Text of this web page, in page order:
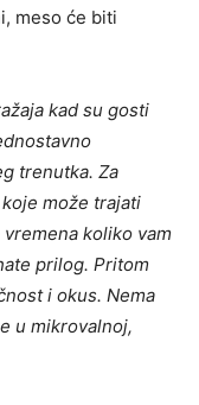
meso će biti
kad su gosti
trenutka. Za
može trajati
koliko vam
prilog. Pritom
i okus. Nema
u mikrovalnoj,